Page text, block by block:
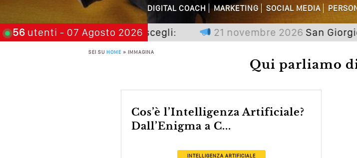
Perché Pubblicare Non Basta Più?
Perché Non Guadagni Sui Social
Quali Sono Gli Errori Della Comunicazione
DIGITAL COACH MARKETING SOCIAL MEDIA
56 utenti - 07 Agosto 2026
premia chi aspetta, scegli: 21 novembre 2026San Giorgio a
SEI SU HOME » IMMAGINA
Qui parliamo
Cos’è l’Intelligenza Artificiale?
Dall’Enigma a C...
INTELLIGENZA ARTIFICIALE